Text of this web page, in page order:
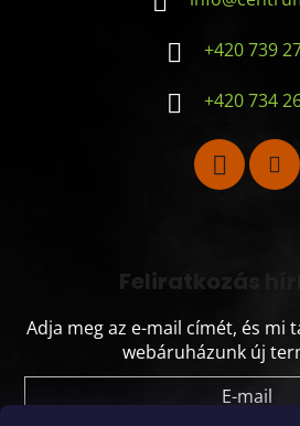
+420 739
+420 734
Feliratkozás
Adja meg az e-mail címét, és mi
webáruházunk új
E-mail